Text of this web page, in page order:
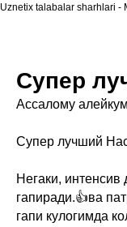
Uznetix talabalar sharhlari -
Супер
Ассалому
Супер лучший
Негаки, интенсив
гапиради.👍ва
гапи кулогимда